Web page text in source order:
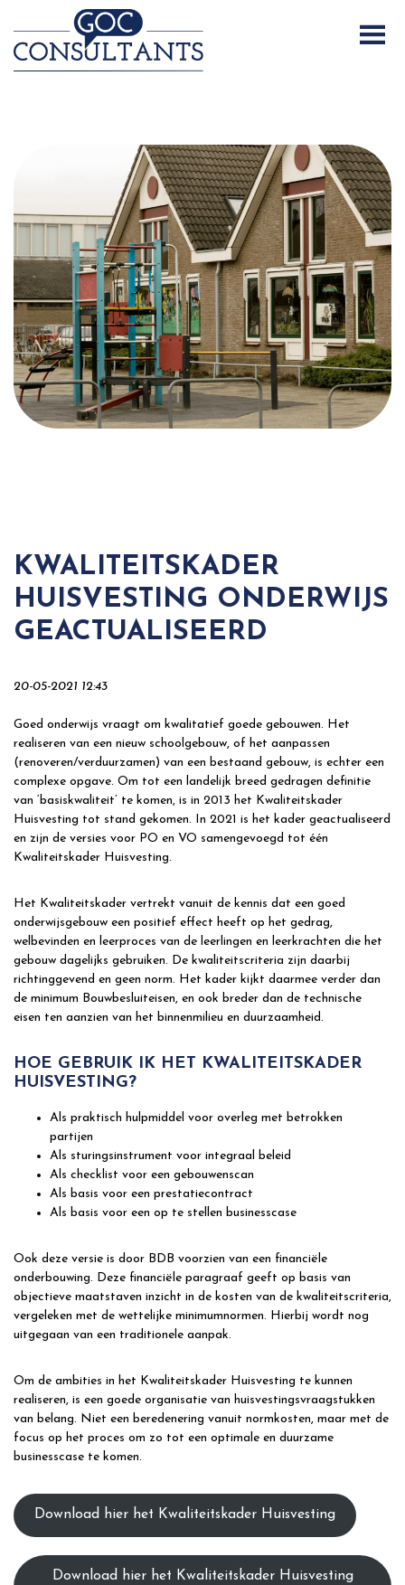
KWALITEITSKADER
HUISVESTING ONDERWIJS
GEACTUALISEERD
20-05-2021 12:43
Goed onderwijs vraagt om kwalitatief goede gebouwen. Het
realiseren van een nieuw schoolgebouw, of het aanpassen
(renoveren/verduurzamen) van een bestaand gebouw, is echter een
complexe opgave. Om tot een landelijk breed gedragen definitie
van ‘basiskwaliteit’ te komen, is in 2013 het Kwaliteitskader
Huisvesting tot stand gekomen. In 2021 is het kader geactualiseerd
en zijn de versies voor PO en VO samengevoegd tot één
Kwaliteitskader Huisvesting.
Het Kwaliteitskader vertrekt vanuit de kennis dat een goed
onderwijsgebouw een positief effect heeft op het gedrag,
welbevinden en leerproces van de leerlingen en leerkrachten die het
gebouw dagelijks gebruiken. De kwaliteitscriteria zijn daarbij
richtinggevend en geen norm. Het kader kijkt daarmee verder dan
de minimum Bouwbesluiteisen, en ook breder dan de technische
eisen ten aanzien van het binnenmilieu en duurzaamheid.
HOE GEBRUIK IK HET KWALITEITSKADER
HUISVESTING?
Als praktisch hulpmiddel voor overleg met betrokken
partijen
Als sturingsinstrument voor integraal beleid
Als checklist voor een gebouwenscan
Als basis voor een prestatiecontract
Als basis voor een op te stellen businesscase
Ook deze versie is door BDB voorzien van een financiële
onderbouwing. Deze financiële paragraaf geeft op basis van
objectieve maatstaven inzicht in de kosten van de kwaliteitscriteria,
vergeleken met de wettelijke minimumnormen. Hierbij wordt nog
uitgegaan van een traditionele aanpak.
Om de ambities in het Kwaliteitskader Huisvesting te kunnen
realiseren, is een goede organisatie van huisvestingsvraagstukken
van belang. Niet een beredenering vanuit normkosten, maar met de
focus op het proces om zo tot een optimale en duurzame
businesscase te komen.
Download hier het Kwaliteitskader Huisvesting
Download hier het Kwaliteitskader Huisvesting